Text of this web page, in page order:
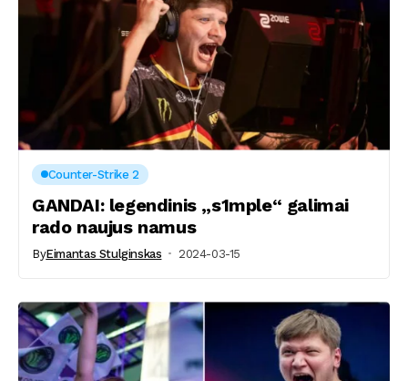
Counter-Strike 2
GANDAI: legendinis „s1mple“ galimai
rado naujus namus
ByEimantas Stulginskas 2024-03-15